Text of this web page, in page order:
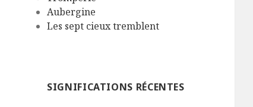
Aubergine
Les sept cieux tremblent
SIGNIFICATIONS RÉCENTES